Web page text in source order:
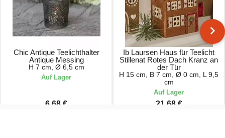
Chic Antique Teelichthalter
Antique Messing
H 7 cm, Ø 6,5 cm
Auf Lager
6,68 €
Ib Laursen Haus für Teelicht
Stillenat Rotes Dach Kranz an
der Tür
H 15 cm, B 7 cm, Ø 0 cm, L 9,5
cm
Auf Lager
21,68 €